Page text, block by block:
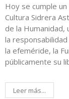
Hoy se cumple
Cultura Sidrera
de la
la
la efeméride, la
públicamente su
Leer más...